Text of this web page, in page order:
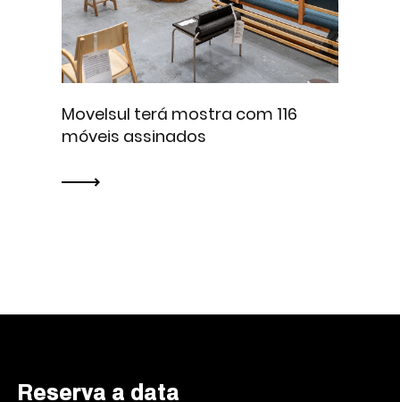
Movelsul terá mostra com 116
móveis assinados
Reserva a data